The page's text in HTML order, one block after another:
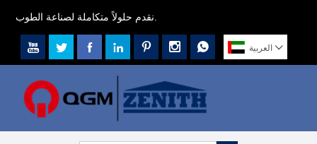
       العربية 